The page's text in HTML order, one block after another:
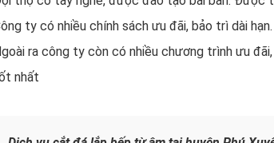
ty có nhiều chính sách ưu đãi, bảo trì dài
ra công ty còn có nhiều chương trình ưu
nhất